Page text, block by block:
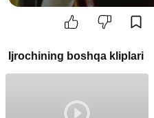
Ijrochining boshqa kliplari